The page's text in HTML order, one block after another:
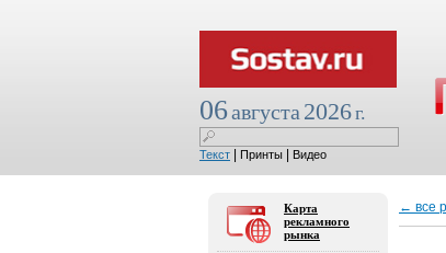
06августа 2026г.
Текст Принты Видео
Карта
рекламного
рынка
← все